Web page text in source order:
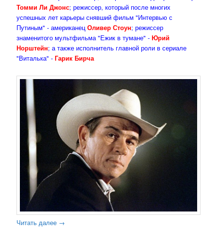
Томми Ли Джонс; режиссер, который после многих
успешных лет карьеры снявший фильм "Интервью с
Путиным" - американецОливер Стоун; режиссер
знаменитого мультфильма "Ежик в тумане" - Юрий
Норштейн; а также исполнитель главной роли в сериале
"Виталька" - Гарик Бирча
Читать далее →